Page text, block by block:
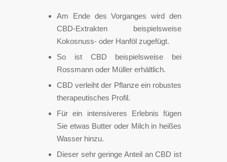
Am Ende des Vorganges wird den
CBD-Extrakten beispielsweise
Kokosnuss- oder Hanföl zugefügt.
So ist CBD beispielsweise bei
Rossmann oder Müller erhältlich.
CBD verleiht der Pflanze ein robustes
therapeutisches Profil.
Für ein intensiveres Erlebnis fügen
Sie etwas Butter oder Milch in heißes
Wasser hinzu.
Dieser sehr geringe Anteil an CBD ist